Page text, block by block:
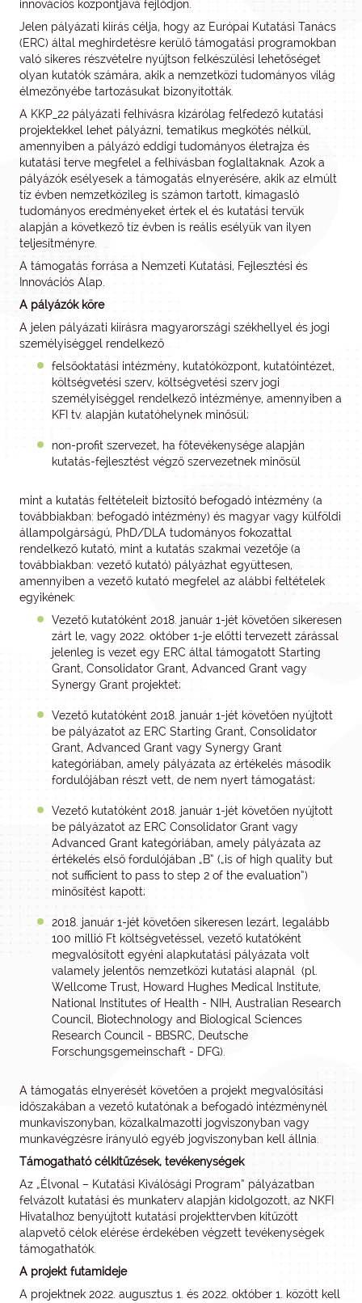
innovációs központjává fejlődjön.
Jelen pályázati kiírás célja, hogy az Európai Kutatási Tanács
(ERC) által meghirdetésre kerülő támogatási programokban
való sikeres részvételre nyújtson felkészülési lehetőséget
olyan kutatók számára, akik a nemzetközi tudományos világ
élmezőnyébe tartozásukat bizonyították.
A KKP_22 pályázati felhívásra kizárólag felfedező kutatási
projektekkel lehet pályázni, tematikus megkötés nélkül,
amennyiben a pályázó eddigi tudományos életrajza és
kutatási terve megfelel a felhívásban foglaltaknak. Azok a
pályázók esélyesek a támogatás elnyerésére, akik az elmúlt
tíz évben nemzetközileg is számon tartott, kimagasló
tudományos eredményeket értek el és kutatási tervük
alapján a következő tíz évben is reális esélyük van ilyen
teljesítményre.
A támogatás forrása a Nemzeti Kutatási, Fejlesztési és
Innovációs Alap.
A pályázók köre
A jelen pályázati kiírásra magyarországi székhellyel és jogi
személyiséggel rendelkező
felsőoktatási intézmény, kutatóközpont, kutatóintézet,
költségvetési szerv, költségvetési szerv jogi
személyiséggel rendelkező intézménye, amennyiben a
KFI tv. alapján kutatóhelynek minősül;
non-profit szervezet, ha főtevékenysége alapján
kutatás-fejlesztést végző szervezetnek minősül
mint a kutatás feltételeit biztosító befogadó intézmény (a
továbbiakban: befogadó intézmény) és magyar vagy külföldi
állampolgárságú, PhD/DLA tudományos fokozattal
rendelkező kutató, mint a kutatás szakmai vezetője (a
továbbiakban: vezető kutató) pályázhat együttesen,
amennyiben a vezető kutató megfelel az alábbi feltételek
egyikének:
Vezető kutatóként 2018. január 1-jét követően sikeresen
zárt le, vagy 2022. október 1-je előtti tervezett zárással
jelenleg is vezet egy ERC által támogatott Starting
Grant, Consolidator Grant, Advanced Grant vagy
Synergy Grant projektet;
Vezető kutatóként 2018. január 1-jét követően nyújtott
be pályázatot az ERC Starting Grant, Consolidator
Grant, Advanced Grant vagy Synergy Grant
kategóriában, amely pályázata az értékelés második
fordulójában részt vett, de nem nyert támogatást;
Vezető kutatóként 2018. január 1-jét követően nyújtott
be pályázatot az ERC Consolidator Grant vagy
Advanced Grant kategóriában, amely pályázata az
értékelés első fordulójában „B” („is of high quality but
not sufficient to pass to step 2 of the evaluation”)
minősítést kapott;
2018. január 1-jét követően sikeresen lezárt, legalább
100 millió Ft költségvetéssel, vezető kutatóként
megvalósított egyéni alapkutatási pályázata volt
valamely jelentős nemzetközi kutatási alapnál (pl.
Wellcome Trust, Howard Hughes Medical Institute,
National Institutes of Health - NIH, Australian Research
Council, Biotechnology and Biological Sciences
Research Council - BBSRC, Deutsche
Forschungsgemeinschaft - DFG).
A támogatás elnyerését követően a projekt megvalósítási
időszakában a vezető kutatónak a befogadó intézménynél
munkaviszonyban, közalkalmazotti jogviszonyban vagy
munkavégzésre irányuló egyéb jogviszonyban kell állnia.
Támogatható célkitűzések, tevékenységek
Az „Élvonal – Kutatási Kiválósági Program” pályázatban
felvázolt kutatási és munkaterv alapján kidolgozott, az NKFI
Hivatalhoz benyújtott kutatási projekttervben kitűzött
alapvető célok elérése érdekében végzett tevékenységek
támogathatók.
A projekt futamideje
A projektnek 2022. augusztus 1. és 2022. október 1. között kell